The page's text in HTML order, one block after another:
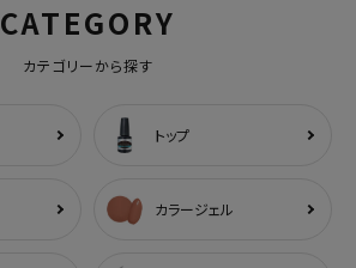
CATEGORY
カテゴリーから探す
トップ
カラージェル